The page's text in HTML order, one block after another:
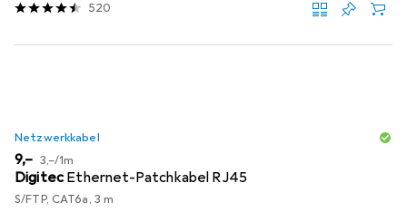
520
Netzwerkkabel
EUR
9,– EUR
3,–/1m
DigitecEthernet-Patchkabel RJ45
S/FTP, CAT6a, 3 m